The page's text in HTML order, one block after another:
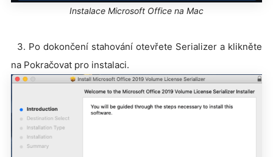
Instalace Microsoft Office na Mac
3. Po dokončení stahování otevřete Serializer a klikněte
na Pokračovat pro instalaci.